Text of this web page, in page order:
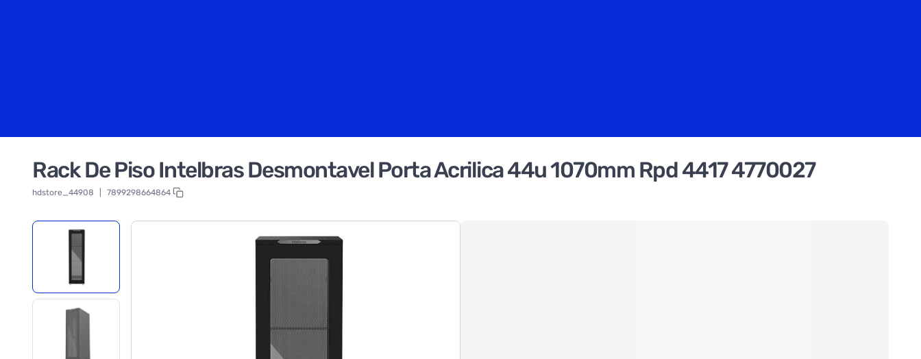
Rack De Piso Intelbras Desmontavel Porta Acrilica 44u 1070mm Rpd 4417 4770027
hdstore_44908 7899298664864